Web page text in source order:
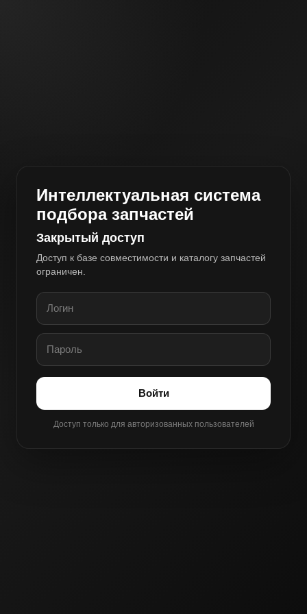
Интеллектуальная система
подбора запчастей
Закрытый доступ
Доступ к базе совместимости и каталогу запчастей
ограничен.
Войти
Доступ только для авторизованных пользователей